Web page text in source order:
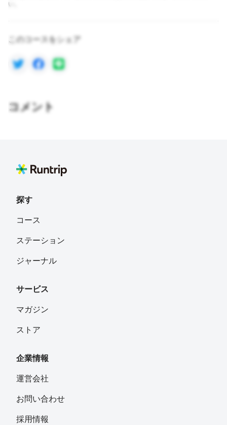
い。
このコースをシェア
コメント
探す
コース
ステーション
ジャーナル
サービス
マガジン
ストア
企業情報
運営会社
お問い合わせ
採用情報